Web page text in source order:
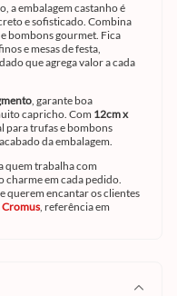
a embalagem castanho é
e sofisticado. Combina
bombons gourmet. Fica
e mesas de festa,
que agrega valor a cada
, garante boa
capricho. Com 12cm x
para trufas e bombons
da embalagem.
quem trabalha com
charme em cada pedido.
querem encantar os clientes
Cromus, referência em